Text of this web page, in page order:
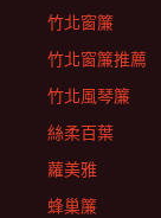
竹北窗簾
竹北窗簾推薦
竹北風琴簾
絲柔百葉
蘿美雅
蜂巢簾